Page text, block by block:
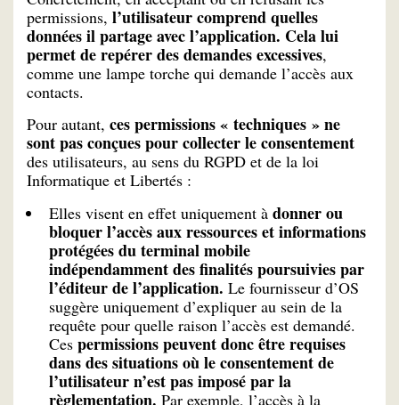
permissions, l’utilisateur comprend quelles
données il partage avec l’application. Cela lui
permet de repérer des demandes excessives,
comme une lampe torche qui demande l’accès aux
contacts.
Pour autant, ces permissions « techniques » ne
sont pas conçues pour collecter le consentement
des utilisateurs, au sens du RGPD et de la loi
Informatique et Libertés :
Elles visent en effet uniquement à donner ou
bloquer l’accès aux ressources et informations
protégées du terminal mobile
indépendamment des finalités poursuivies par
l’éditeur de l’application. Le fournisseur d’OS
suggère uniquement d’expliquer au sein de la
requête pour quelle raison l’accès est demandé.
Ces permissions peuvent donc être requises
dans des situations où le consentement de
l’utilisateur n’est pas imposé par la
règlementation. Par exemple, l’accès à la